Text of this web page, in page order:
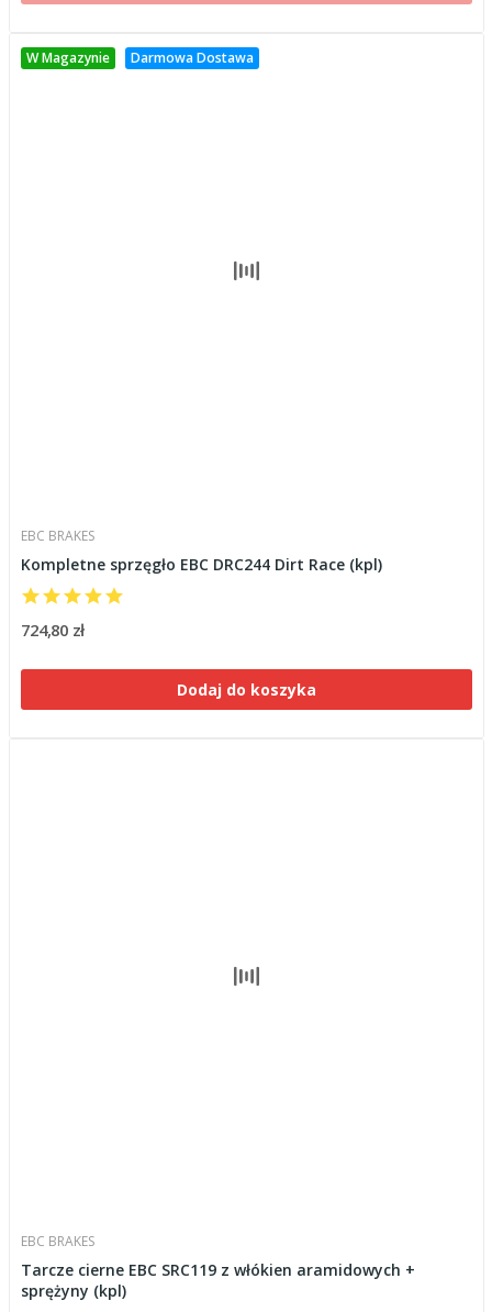
W Magazynie Darmowa Dostawa
EBC BRAKES
Kompletne sprzęgło EBC DRC244 Dirt Race (kpl)
724,80 zł
Dodaj do koszyka
EBC BRAKES
Tarcze cierne EBC SRC119 z włókien aramidowych +
sprężyny (kpl)